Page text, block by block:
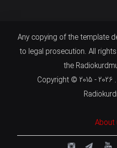
Any copying of the template
to legal prosecution. All
the
Copyright © 2015 - 2026
About